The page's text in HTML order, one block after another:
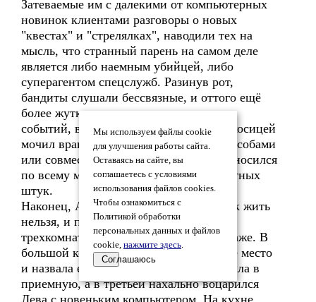
Затеваемые им с далекими от компьютерных
новинок клиентами разговоры о новых
"квестах" и "стрелялках", наводили тех на
мысль, что странный парень на самом деле
является либо наемным убийцей, либо
суперагентом спецслужб. Разинув рот,
бандиты слушали бессвязные, и оттого ещё
более жуткие, описания виртуальных
событий, в которых ушастый дылда с косицей
мочил врагов самыми изуверскими способами
или совместно с толпой цэрэушников носился
по всему миру в поисках всяких секретных
штук.
Наконец, Агния поняла, что дальше так жить
нельзя, и приобрела в том же подъезде
трехкомнатную квартиру на втором этаже. В
большой комнате она устроила рабочее место
и назвала её салоном, вторую превратила в
приемную, а в третьей нахально воцарился
Лева с новеньким компьютером. На кухне
Мы используем файлы cookie
для улучшения работы сайта.
Оставаясь на сайте, вы
соглашаетесь с условиями
использования файлов cookies.
Чтобы ознакомиться с
Политикой обработки
персональных данных и файлов
cookie, нажмите здесь.
Соглашаюсь